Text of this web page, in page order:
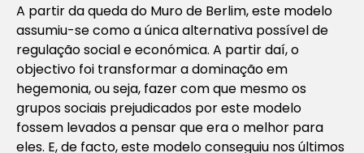
A partir da queda do Muro de Berlim, este modelo
assumiu-se como a única alternativa possível de
regulação social e económica. A partir daí, o
objectivo foi transformar a dominação em
hegemonia, ou seja, fazer com que mesmo os
grupos sociais prejudicados por este modelo
fossem levados a pensar que era o melhor para
eles. E, de facto, este modelo conseguiu nos últimos